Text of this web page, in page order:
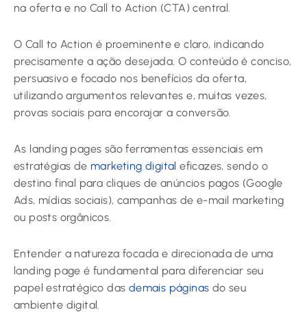
na oferta e no Call to Action (CTA) central.
O Call to Action é proeminente e claro, indicando
precisamente a ação desejada. O conteúdo é conciso,
persuasivo e focado nos benefícios da oferta,
utilizando argumentos relevantes e, muitas vezes,
provas sociais para encorajar a conversão.
As landing pages são ferramentas essenciais em
estratégias de marketing digital eficazes, sendo o
destino final para cliques de anúncios pagos (Google
Ads, mídias sociais), campanhas de e-mail marketing
ou posts orgânicos.
Entender a natureza focada e direcionada de uma
landing page é fundamental para diferenciar seu
papel estratégico das demais páginas do seu
ambiente digital.